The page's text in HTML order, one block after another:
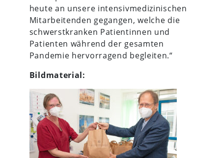
heute an unsere intensivmedizinischen
Mitarbeitenden gegangen, welche die
schwerstkranken Patientinnen und
Patienten während der gesamten
Pandemie hervorragend begleiten.“
Bildmaterial: